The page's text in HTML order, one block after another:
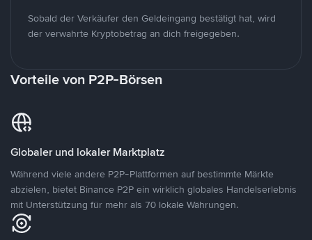
Sobald der Verkäufer den Geldeingang bestätigt hat, wird
der verwahrte Kryptobetrag an dich freigegeben.
Vorteile von P2P-Börsen
Globaler und lokaler Marktplatz
Während viele andere P2P-Plattformen auf bestimmte Märkte
abzielen, bietet Binance P2P ein wirklich globales Handelserlebnis
mit Unterstützung für mehr als 70 lokale Währungen.